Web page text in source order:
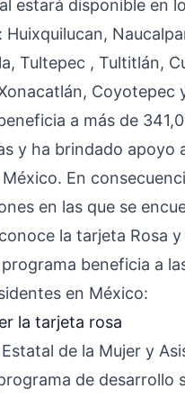
estará disponible en
Huixquilucan,
Tultepec , Tultitlán,
Coyotepec
a más de
y ha brindado apoyo
En
en las que se
la tarjeta Rosa
beneficia a
en México:
la tarjeta rosa
de la Mujer y
de desarrollo